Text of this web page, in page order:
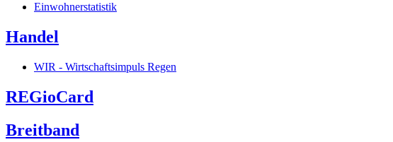
Einwohnerstatistik
Handel
WIR - Wirtschaftsimpuls Regen
REGioCard
Breitband